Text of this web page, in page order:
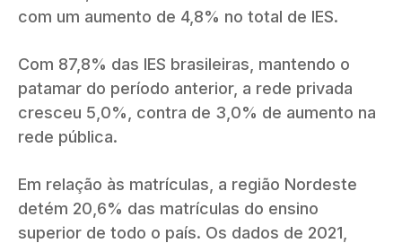
com um aumento de 4,8% no total de IES.
Com 87,8% das IES brasileiras, mantendo o
patamar do período anterior, a rede privada
cresceu 5,0%, contra de 3,0% de aumento na
rede pública.
Em relação às matrículas, a região Nordeste
detém 20,6% das matrículas do ensino
superior de todo o país. Os dados de 2021,